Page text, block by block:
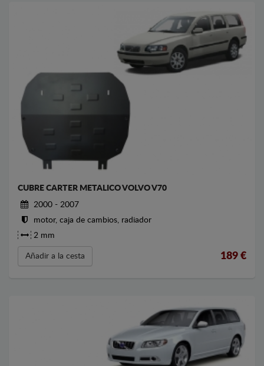
CUBRE CARTER METALICO VOLVO V70
2000 - 2007
motor, caja de cambios, radiador
2 mm
Añadir a la cesta 189 €